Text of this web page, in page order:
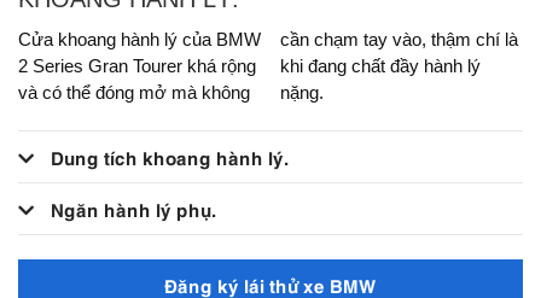
Cửa khoang hành lý của BMW
2 Series Gran Tourer khá rộng
và có thể đóng mở mà không
cần chạm tay vào, thậm chí là
khi đang chất đầy hành lý
nặng.
Dung tích khoang hành lý.
Ngăn hành lý phụ.
Đăng ký lái thử xe BMW